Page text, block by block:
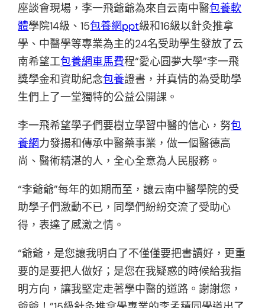
座談會現場，李一飛爺爺為來自云南中醫包養軟
體學院14級、15包養網ppt級和16級以針灸推拿
學、中醫學等專業為主的24名受助學生發放了云
南希望工包養網車馬費程“愛心圓夢大學”李一飛
獎學金和資助紀念包養證書，并真情的為受助學
生們上了一堂獨特的公益公開課。
李一飛希望學子們要樹立學習中醫的信心，努包
養網力發揚和傳承中醫藥事業，做一個醫德高
尚、醫術精湛的人，全心全意為人民服務。
“李爺爺”每年的如期而至，讓云南中醫學院的受
助學子們激動不已，同學們紛紛交流了受助心
得，表達了感激之情。
“爺爺，是您讓我明白了不僅僅要把書讀好，更重
要的是要把人做好；是您在我疑惑的時候給我指
明方向，讓我堅定走著學中醫的道路。謝謝您，